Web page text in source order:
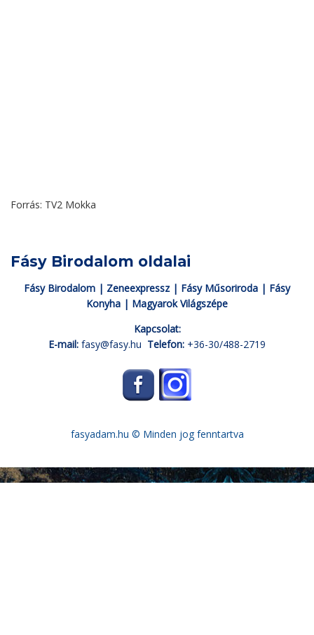
Forrás: TV2 Mokka
Fásy Birodalom oldalai
Fásy Birodalom | Zeneexpressz | Fásy Műsoriroda | Fásy
Konyha | Magyarok Világszépe
Kapcsolat:
E-mail: fasy@fasy.hu Telefon: +36-30/488-2719
fasyadam.hu © Minden jog fenntartva